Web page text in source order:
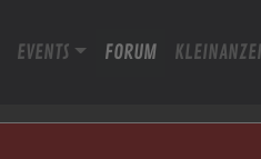
EVENTS FORUM